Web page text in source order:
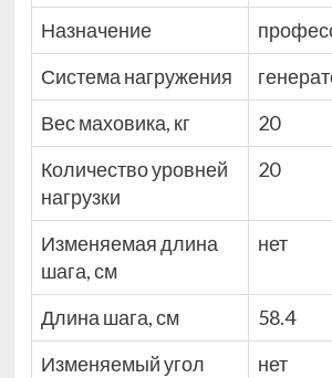
Назначение
Система нагружения
Вес маховика, кг
20
Количество уровней
нагрузки
20
Изменяемая длина
шага, см
нет
Длина шага, см
58.4
Изменяемый угол
нет